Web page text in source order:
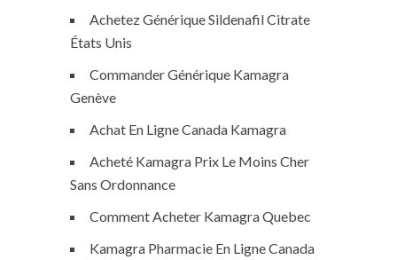
Achetez Générique Sildenafil Citrate
États Unis
Commander Générique Kamagra
Genève
Achat En Ligne Canada Kamagra
Acheté Kamagra Prix Le Moins Cher
Sans Ordonnance
Comment Acheter Kamagra Quebec
Kamagra Pharmacie En Ligne Canada